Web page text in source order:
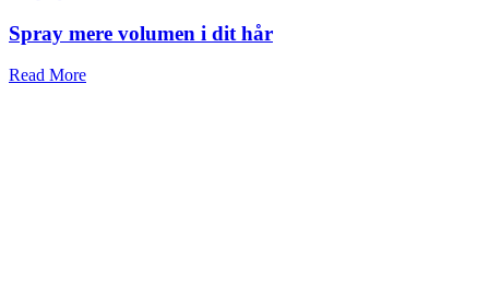
Spray mere volumen i dit hår
Read More